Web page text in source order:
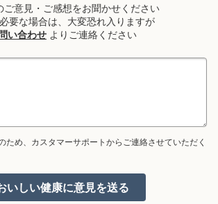
ご意見・ご感想をお聞かせください
要な場合は、大変恐れ入りますが
い合わせ よりご連絡ください
ため、カスタマーサポートからご連絡させていただく